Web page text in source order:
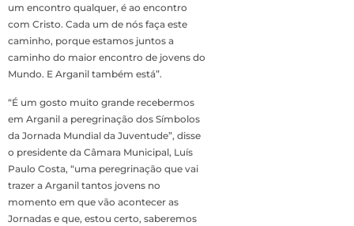
um encontro qualquer, é ao encontro
com Cristo. Cada um de nós faça este
caminho, porque estamos juntos a
caminho do maior encontro de jovens do
Mundo. E Arganil também está”.
“É um gosto muito grande recebermos
em Arganil a peregrinação dos Símbolos
da Jornada Mundial da Juventude”, disse
o presidente da Câmara Municipal, Luís
Paulo Costa, “uma peregrinação que vai
trazer a Arganil tantos jovens no
momento em que vão acontecer as
Jornadas e que, estou certo, saberemos